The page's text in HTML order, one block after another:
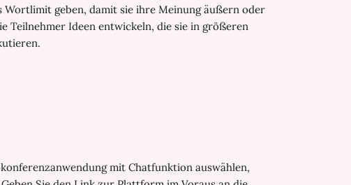
geben, damit sie ihre Meinung äußern oder
Teilnehmer Ideen entwickeln, die sie in größeren
mit Chatfunktion auswählen,